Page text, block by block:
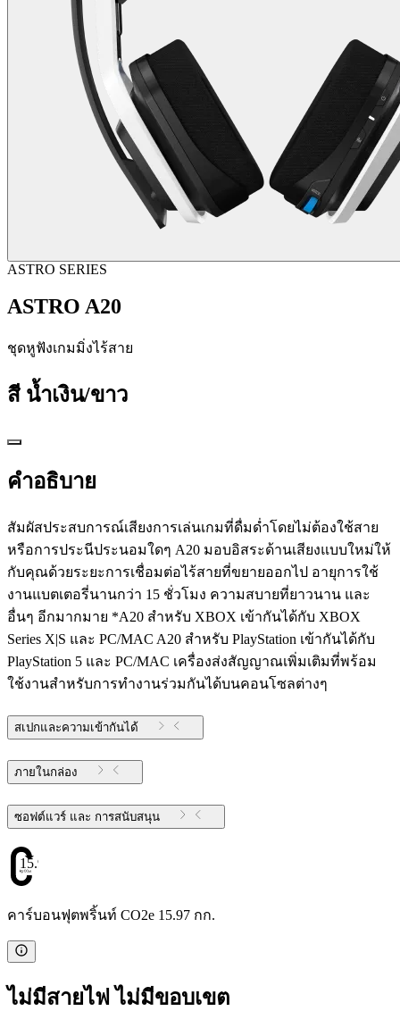
ASTRO SERIES
ASTRO A20
ชุดหูฟังเกมมิ่งไร้สาย
สี น้ำเงิน/ขาว
คำอธิบาย
สัมผัสประสบการณ์เสียงการเล่นเกมที่ดื่มด่ำโดยไม่ต้องใช้สาย
หรือการประนีประนอมใดๆ A20 มอบอิสระด้านเสียงแบบใหม่ให้
กับคุณด้วยระยะการเชื่อมต่อไร้สายที่ขยายออกไป อายุการใช้
งานแบตเตอรี่นานกว่า 15 ชั่วโมง ความสบายที่ยาวนาน และ
อื่นๆ อีกมากมาย *A20 สำหรับ XBOX เข้ากันได้กับ XBOX
Series X|S และ PC/MAC A20 สำหรับ PlayStation เข้ากันได้กับ
PlayStation 5 และ PC/MAC เครื่องส่งสัญญาณเพิ่มเติมที่พร้อม
ใช้งานสำหรับการทำงานร่วมกันได้บนคอนโซลต่างๆ
สเปกและความเข้ากันได้
ภายในกล่อง
ซอฟต์แวร์ และ การสนับสนุน
15.97
คาร์บอนฟุตพริ้นท์ CO2e 15.97 กก.
ไม่มีสายไฟ ไม่มีขอบเขต